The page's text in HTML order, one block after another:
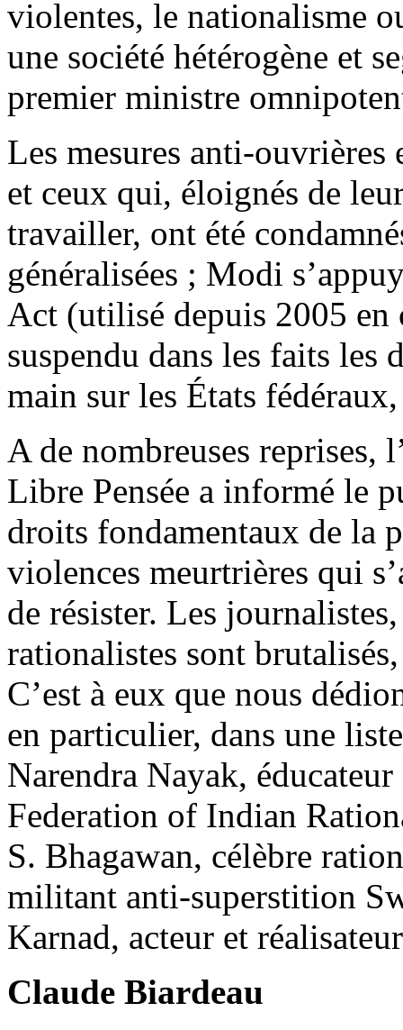
violentes, le nationalisme
une société hétérogène et
premier ministre
Les mesures anti-
et ceux qui, éloignés de
travailler, ont été
généralisées ; Modi
Act (utilisé depuis 2005 en
suspendu dans les faits
main sur les États
A de nombreuses reprises,
Libre Pensée a informé le
droits fondamentaux de la
violences meurtrières qui
de résister. Les
rationalistes sont
C’est à eux que nous
en particulier, dans une
Narendra Nayak,
Federation of Indian
S. Bhagawan, célèbre
militant anti-superstition
Karnad, acteur et
Claude Biardeau